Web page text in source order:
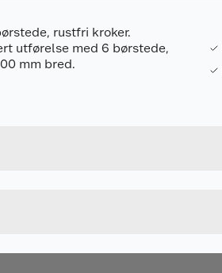
rustfri kroker.
utførelse med 6 børstede,
mm bred.